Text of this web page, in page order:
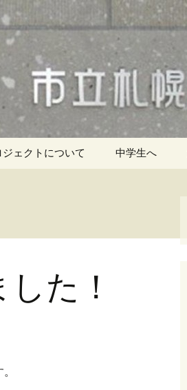
ジェクトについて 中学生へ
た！